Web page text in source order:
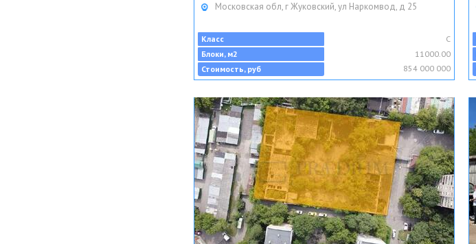
Московская обл, г Жуковский, ул Наркомвод, д 25
Класс
C
Блоки, м2
11000.00
Стоимость, руб
854 000 000